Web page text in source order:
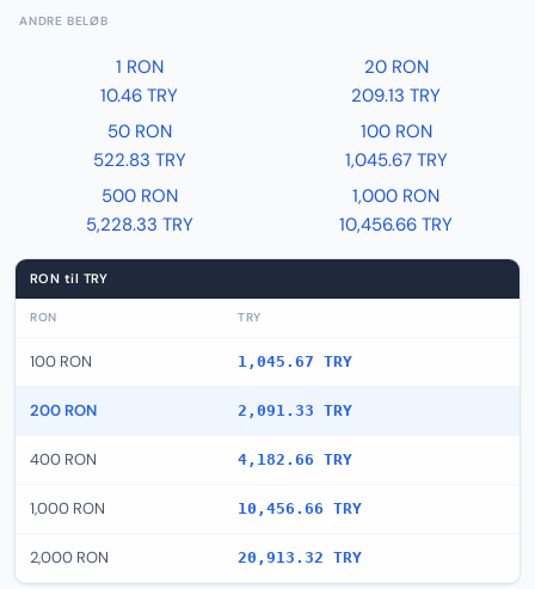
ANDRE BELØB
1 RON
10.46 TRY
20 RON
209.13 TRY
50 RON
522.83 TRY
100 RON
1,045.67 TRY
500 RON
5,228.33 TRY
1,000 RON
10,456.66 TRY
RON til TRY
RON TRY
100 RON 1,045.67 TRY
200 RON 2,091.33 TRY
400 RON 4,182.66 TRY
1,000 RON 10,456.66 TRY
2,000 RON 20,913.32 TRY